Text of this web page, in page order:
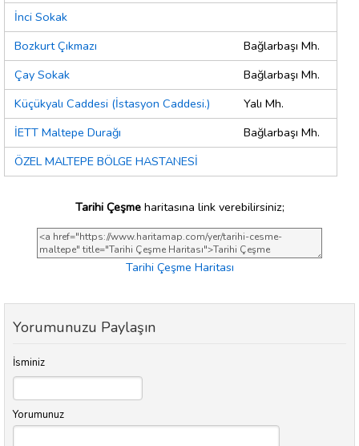
İnci Sokak
Bozkurt Çıkmazı
Bağlarbaşı Mh.
Çay Sokak
Bağlarbaşı Mh.
Küçükyalı Caddesi (İstasyon Caddesi.)
Yalı Mh.
İETT Maltepe Durağı
Bağlarbaşı Mh.
ÖZEL MALTEPE BÖLGE HASTANESİ
Tarihi Çeşmeharitasına link verebilirsiniz;
Tarihi Çeşme Haritası
Yorumunuzu Paylaşın
İsminiz
Yorumunuz